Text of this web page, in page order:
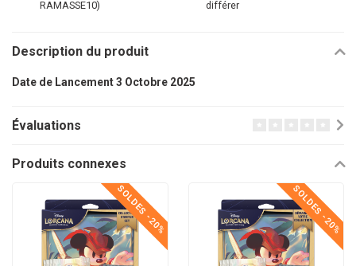
RAMASSE10)
différer
Description du produit
Date de Lancement 3 Octobre 2025
Évaluations
Produits connexes
SOLDES -20% SOLDES -20%